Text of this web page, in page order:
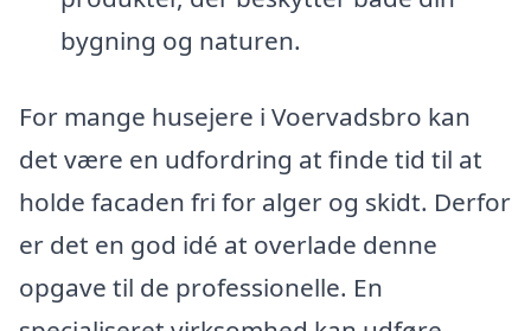
bygning og naturen.
For mange husejere i Voervadsbro kan
det være en udfordring at finde tid til at
holde facaden fri for alger og skidt. Derfor
er det en god idé at overlade denne
opgave til de professionelle. En